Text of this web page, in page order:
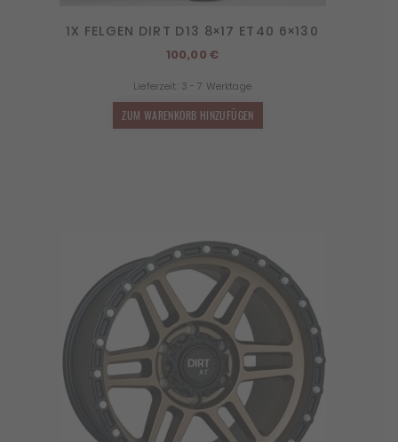
1X FELGEN DIRT D13 8×17 ET40 6×130
100,00 €
Lieferzeit: 3 - 7 Werktage
ZUM WARENKORB HINZUFÜGEN